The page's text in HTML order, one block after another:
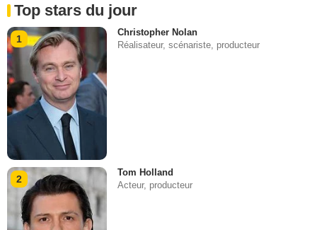
Top stars du jour
1
Christopher Nolan
Réalisateur, scénariste, producteur
2
Tom Holland
Acteur, producteur